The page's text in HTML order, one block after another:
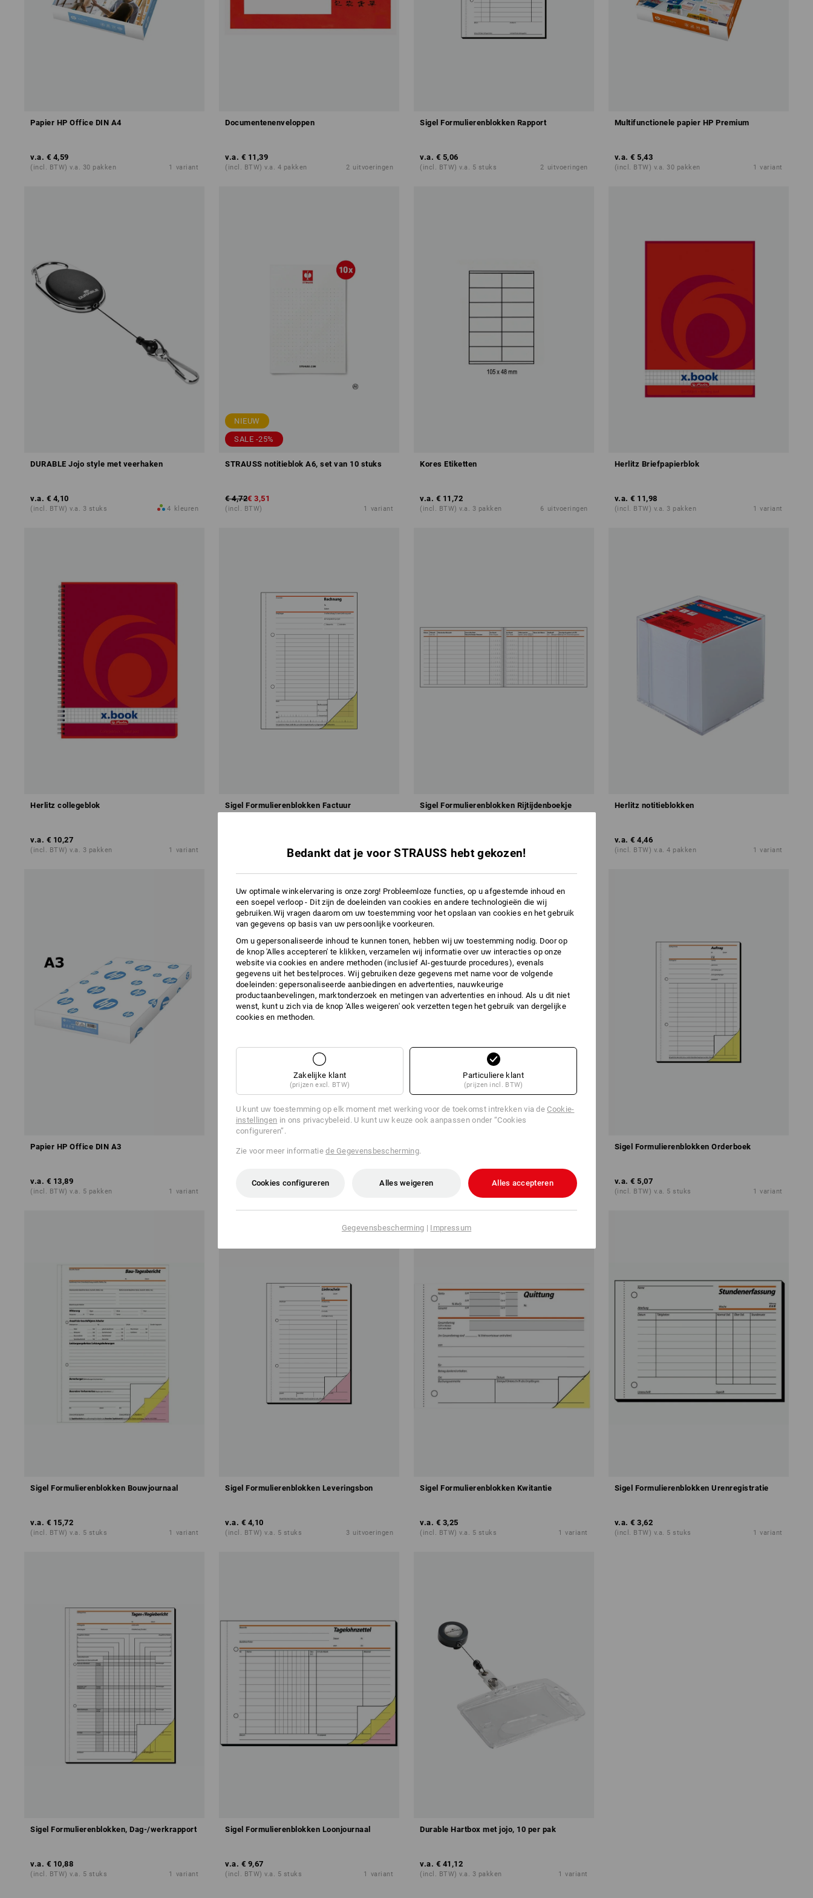
Papier HP Office DIN A4
v.a. € 4,59
(incl. BTW) v.a. 30 pakken 1 variant
Documentenenveloppen
v.a. € 11,39
(incl. BTW) v.a. 4 pakken 2 uitvoeringen
Sigel Formulierenblokken Rapport
v.a. € 5,06
(incl. BTW) v.a. 5 stuks 2 uitvoeringen
Multifunctionele papier HP Premium
v.a. € 5,43
(incl. BTW) v.a. 30 pakken 1 variant
DURABLE Jojo style met veerhaken
v.a. € 4,10
(incl. BTW) v.a. 3 stuks 4 kleuren
NIEUW
SALE -25%
STRAUSS notitieblok A6, set van 10 stuks
€ 4,72€ 3,51
(incl. BTW) 1 variant
Kores Etiketten
v.a. € 11,72
(incl. BTW) v.a. 3 pakken 6 uitvoeringen
Herlitz Briefpapierblok
v.a. € 11,98
(incl. BTW) v.a. 3 pakken 1 variant
Herlitz collegeblok
v.a. € 10,27
(incl. BTW) v.a. 3 pakken 1 variant
Sigel Formulierenblokken Factuur
(incl. BTW) v.a. 5 stuks 1 variant
Sigel Formulierenblokken Rijtijdenboekje
(incl. BTW) v.a. 5 stuks
Herlitz notitieblokken
v.a. € 4,46
(incl. BTW) v.a. 4 pakken 1 variant
Papier HP Office DIN A3
v.a. € 13,89
(incl. BTW) v.a. 5 pakken 1 variant
Speciaalpapier Triotec Premium
€ 7,01 v.a.
(incl. BTW) v.a. 5 stuks variant
Sigel Formulierenblokken Orderboek
v.a. € 5,07
(incl. BTW) v.a. 5 stuks 1 variant
Sigel Formulierenblokken Bouwjournaal
v.a. € 15,72
(incl. BTW) v.a. 5 stuks 1 variant
Sigel Formulierenblokken Leveringsbon
v.a. € 4,10
(incl. BTW) v.a. 5 stuks 3 uitvoeringen
Sigel Formulierenblokken Kwitantie
v.a. € 3,25
(incl. BTW) v.a. 5 stuks 1 variant
Sigel Formulierenblokken Urenregistratie
v.a. € 3,62
(incl. BTW) v.a. 5 stuks 1 variant
Sigel Formulierenblokken, Dag-/werkrapport
v.a. € 10,88
(incl. BTW) v.a. 5 stuks 1 variant
Sigel Formulierenblokken Loonjournaal
v.a. € 9,67
(incl. BTW) v.a. 5 stuks 1 variant
Durable Hartbox met jojo, 10 per pak
v.a. € 41,12
(incl. BTW) v.a. 3 pakken 1 variant
Bedankt dat je voor STRAUSS hebt gekozen!
Uw optimale winkelervaring is onze zorg! Probleemloze functies, op u afgestemde inhoud en
een soepel verloop - Dit zijn de doeleinden van cookies en andere technologieën die wij
gebruiken.Wij vragen daarom om uw toestemming voor het opslaan van cookies en het gebruik
van gegevens op basis van uw persoonlijke voorkeuren.
Om u gepersonaliseerde inhoud te kunnen tonen, hebben wij uw toestemming nodig. Door op
de knop 'Alles accepteren' te klikken, verzamelen wij informatie over uw interacties op onze
website via cookies en andere methoden (inclusief AI-gestuurde procedures), evenals
gegevens uit het bestelproces. Wij gebruiken deze gegevens met name voor de volgende
doeleinden: gepersonaliseerde aanbiedingen en advertenties, nauwkeurige
productaanbevelingen, marktonderzoek en metingen van advertenties en inhoud. Als u dit niet
wenst, kunt u zich via de knop 'Alles weigeren' ook verzetten tegen het gebruik van dergelijke
cookies en methoden.
Zakelijke klant
(prijzen excl. BTW)
Particuliere klant
(prijzen incl. BTW)
U kunt uw toestemming op elk moment met werking voor de toekomst intrekken via deCookie-
instellingen in ons privacybeleid. U kunt uw keuze ook aanpassen onder “Cookies
configureren”.
Zie voor meer informatiede Gegevensbescherming.
Cookies configureren Alles weigeren Alles accepteren
Gegevensbescherming | Impressum